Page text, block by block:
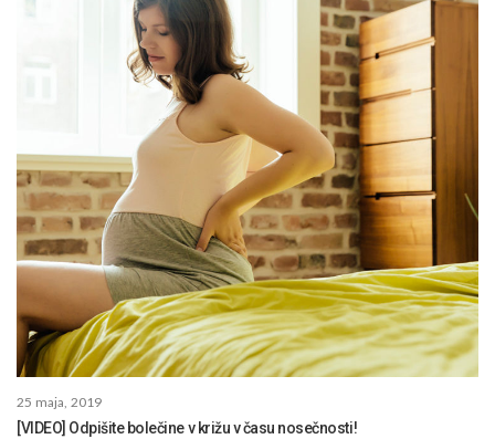
25 maja, 2019
[VIDEO] Odpišite bolečine v križu v času nosečnosti!